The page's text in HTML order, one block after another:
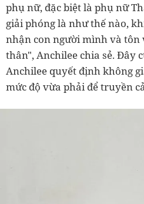
phụ nữ, đặc biệt là phụ nữ
giải phóng là như thế nào,
nhận con người mình và tôn
thân", Anchilee chia sẻ. Đây
Anchilee quyết định không
mức độ vừa phải để truyền